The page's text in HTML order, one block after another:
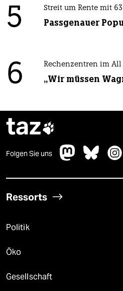
5 Streit um Rente mit 63
Passgenauer
6 Rechenzentren im All
„Wir müssen
taz
Folgen Sie uns
Ressorts
Politik
Öko
Gesellschaft